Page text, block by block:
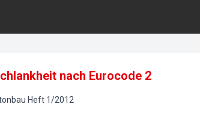
nach Eurocode 2
Heft 1/2012